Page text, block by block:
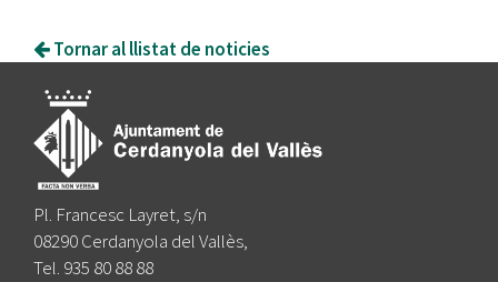
Tornar al llistat de noticies
Pl. Francesc Layret, s/n
08290 Cerdanyola del Vallès,
Tel. 935 80 88 88